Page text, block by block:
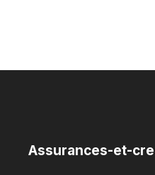
Assurances-et-